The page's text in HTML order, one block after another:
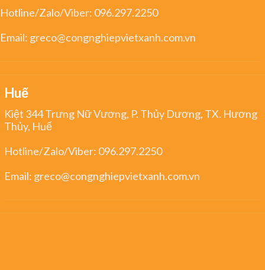
Hotline/Zalo/Viber: 096.297.2250
Email: greco@congnghiepvietxanh.com.vn
Huế
Kiệt 344 Trưng Nữ Vương, P. Thủy Dương, TX. Hương
Thủy, Huế
Hotline/Zalo/Viber: 096.297.2250
Email: greco@congnghiepvietxanh.com.vn